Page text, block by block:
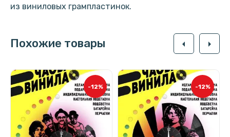
из виниловых грампластинок.
Похожие товары arrow_left arrow_right
-12% -12%